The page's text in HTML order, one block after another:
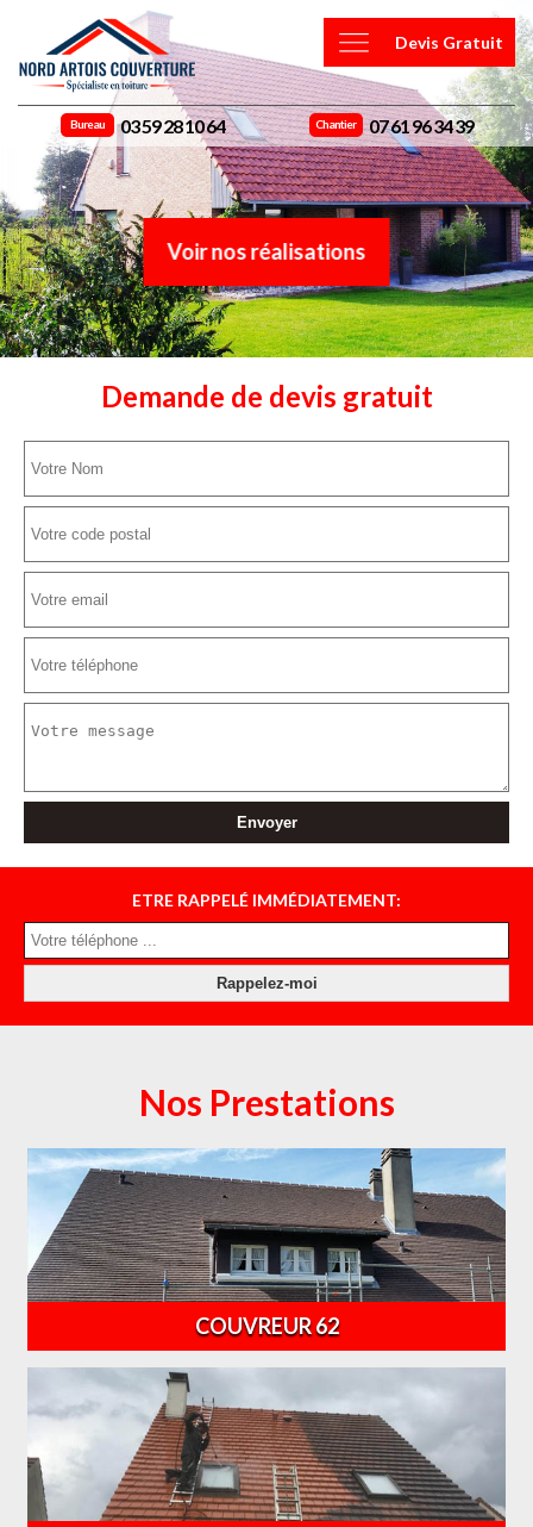
Devis Gratuit
Bureau 03 59 28 10 64 Chantier 07 61 96 34 39
Voir nos réalisations
Demande de devis gratuit
ETRE RAPPELÉ IMMÉDIATEMENT:
Nos Prestations
COUVREUR 62